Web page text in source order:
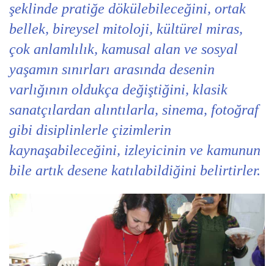
şeklinde pratiğe dökülebileceğini, ortak
bellek, bireysel mitoloji, kültürel miras,
çok anlamlılık, kamusal alan ve sosyal
yaşamın sınırları arasında desenin
varlığının oldukça değiştiğini, klasik
sanatçılardan alıntılarla, sinema, fotoğraf
gibi disiplinlerle çizimlerin
kaynaşabileceğini, izleyicinin ve kamunun
bile artık desene katılabildiğini belirtirler.